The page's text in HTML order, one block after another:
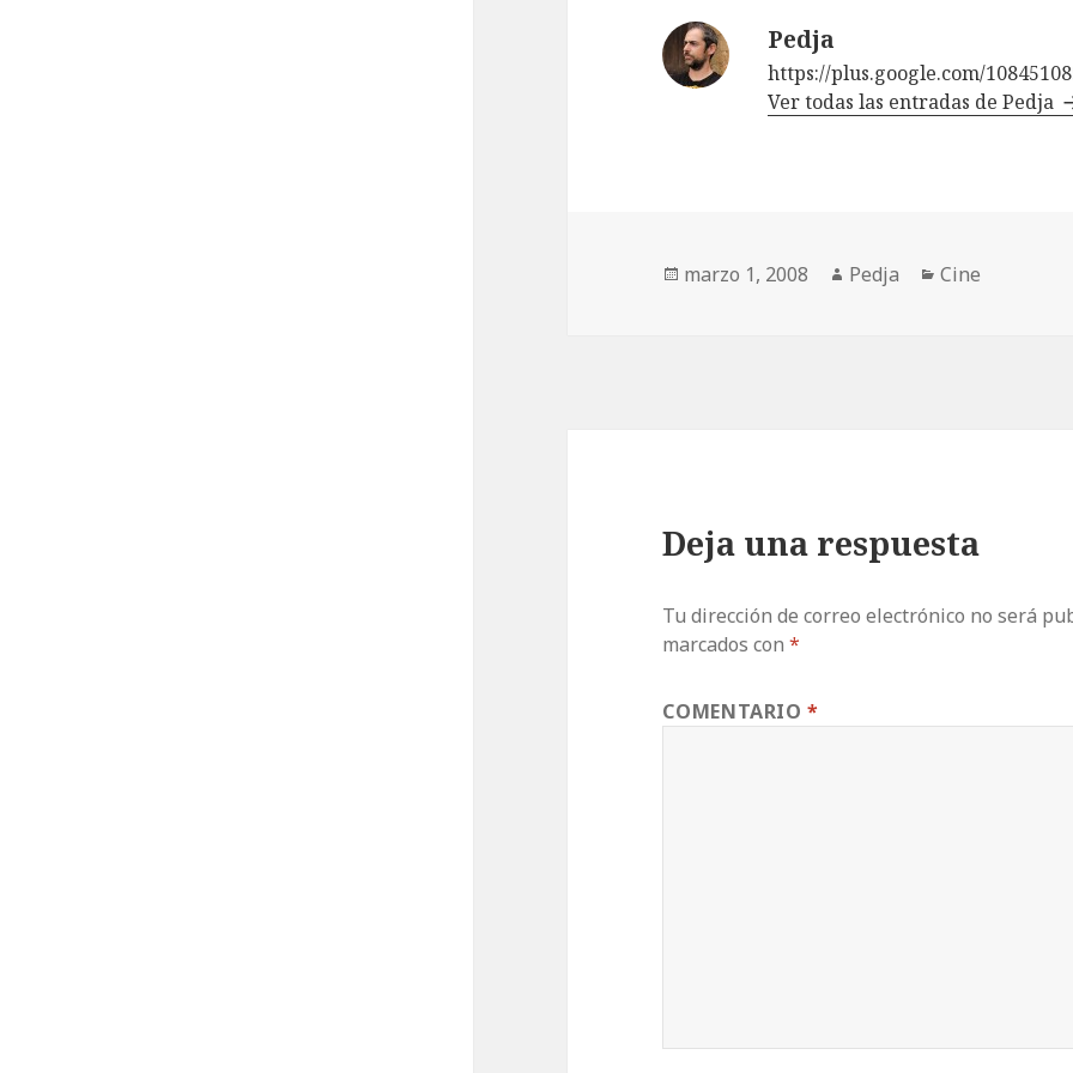
Pedja
https://plus.google.com/
Ver todas las entradas de Pedja
Publicado
marzo 1, 2008 Autor
Pedja Categorías
Cine
Deja una respuesta
Tu dirección de correo electrónico no será
marcados con*
COMENTARIO*